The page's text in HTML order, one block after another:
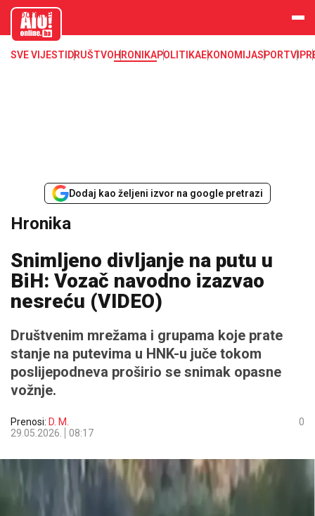
aloonline.b
SVE VIJESTI DRUŠTVOHRONIKAPOLITIKAEKONOMIJASPORTVIP
Dodaj kao željeni izvor na google pretrazi
Hronika
Snimljeno divljanje na putu u
BiH: Vozač navodno izazvao
nesreću (VIDEO)
Društvenim mrežama i grupama koje prate
stanje na putevima u HNK-u juče tokom
poslijepodneva proširio se snimak opasne
vožnje.
Prenosi: D. M.
29.05.2026.
08:17
0